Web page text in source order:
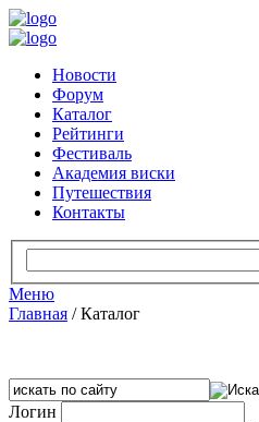
Новости
Форум
Каталог
Рейтинги
Фестиваль
Академия виски
Путешествия
Контакты
Меню
Главная /Каталог
Логин